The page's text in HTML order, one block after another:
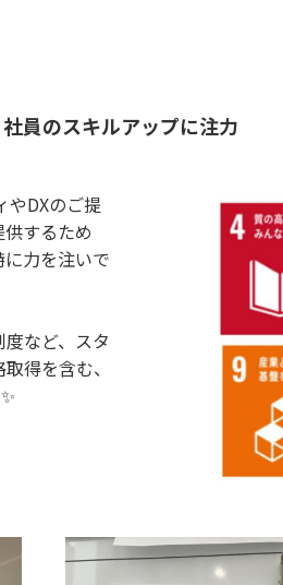
員のスキルアップに注力
やDXのご提
するため
力を注いで
など、スタ
得を含む、